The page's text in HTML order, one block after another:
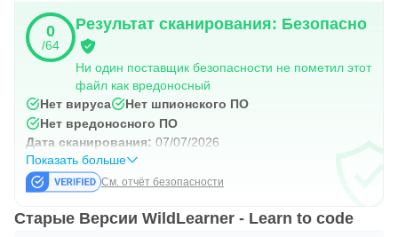
0
/64
Результат сканирования: Безопасно
Ни один поставщик безопасности не пометил этот
файл как вредоносный
Нет вируса
Нет шпионского ПО
Нет вредоносного ПО
Дата сканирования: 07/07/2026
Показать больше
См. отчёт безопасности
Старые Версии WildLearner - Learn to code